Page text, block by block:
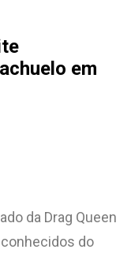
em
da Drag Queen
do